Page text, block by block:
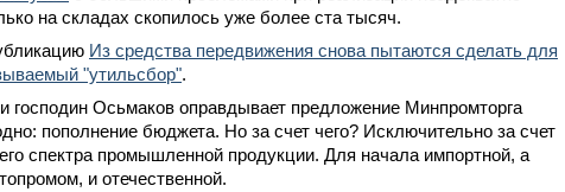
на складах скопилось уже более ста тысяч.
Из средства передвижения снова пытаются сделать для
"утильсбор".
господин Осьмаков оправдывает предложение Минпромторга
пополнение бюджета. Но за счет чего? Исключительно за счет
спектра промышленной продукции. Для начала импортной, а
и отечественной.